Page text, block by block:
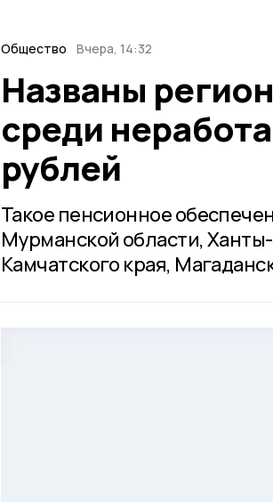
Общество Вчера, 14:32
Названы
среди
рублей
Такое пенсионное
Мурманской области,
Камчатского края,